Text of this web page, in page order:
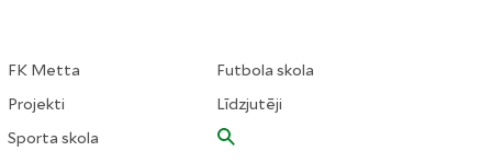
FK Metta
Projekti
Sporta skola
Futbola skola
Līdzjutēji